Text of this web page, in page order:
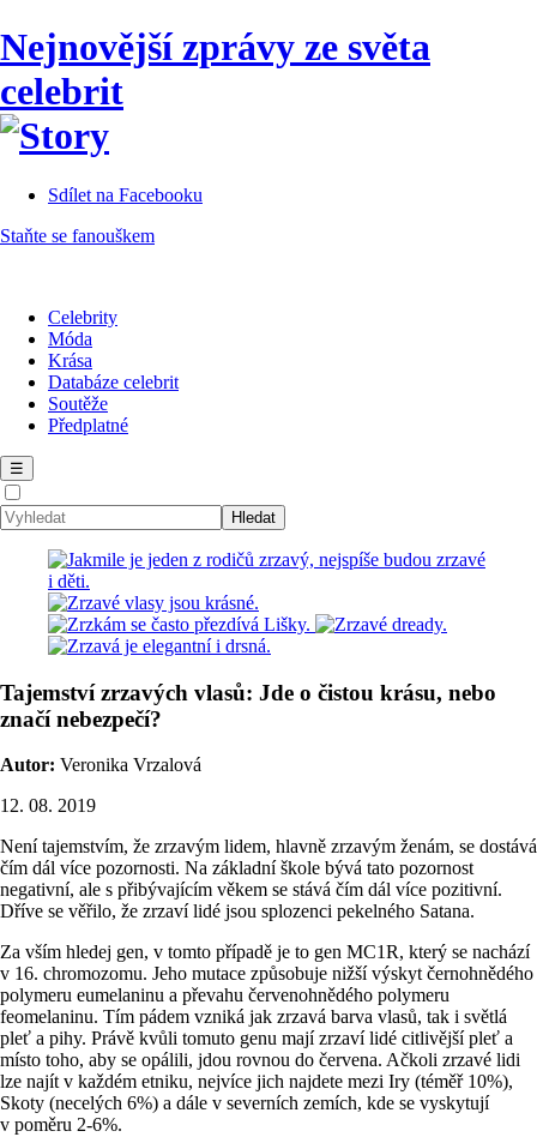
Nejnovější zprávy ze světa
celebrit
Sdílet na Facebooku
Staňte se fanouškem
Celebrity
Móda
Krása
Databáze celebrit
Soutěže
Předplatné
☰
Tajemství zrzavých vlasů: Jde o čistou krásu, nebo
značí nebezpečí?
Autor: Veronika Vrzalová
12. 08. 2019
Není tajemstvím, že zrzavým lidem, hlavně zrzavým ženám, se dostává
čím dál více pozornosti. Na základní škole bývá tato pozornost
negativní, ale s přibývajícím věkem se stává čím dál více pozitivní.
Dříve se věřilo, že zrzaví lidé jsou splozenci pekelného Satana.
Za vším hledej gen, v tomto případě je to gen MC1R, který se nachází
v 16. chromozomu. Jeho mutace způsobuje nižší výskyt černohnědého
polymeru eumelaninu a převahu červenohnědého polymeru
feomelaninu. Tím pádem vzniká jak zrzavá barva vlasů, tak i světlá
pleť a pihy. Právě kvůli tomuto genu mají zrzaví lidé citlivější pleť a
místo toho, aby se opálili, jdou rovnou do červena. Ačkoli zrzavé lidi
lze najít v každém etniku, nejvíce jich najdete mezi Iry (téměř 10%),
Skoty (necelých 6%) a dále v severních zemích, kde se vyskytují
v poměru 2-6%.